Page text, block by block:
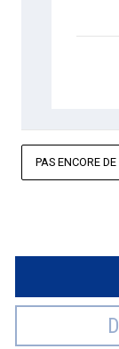
PAS ENCORE